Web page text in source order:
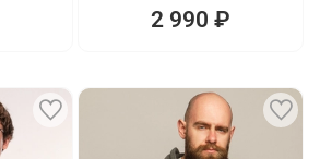
2 990 ₽